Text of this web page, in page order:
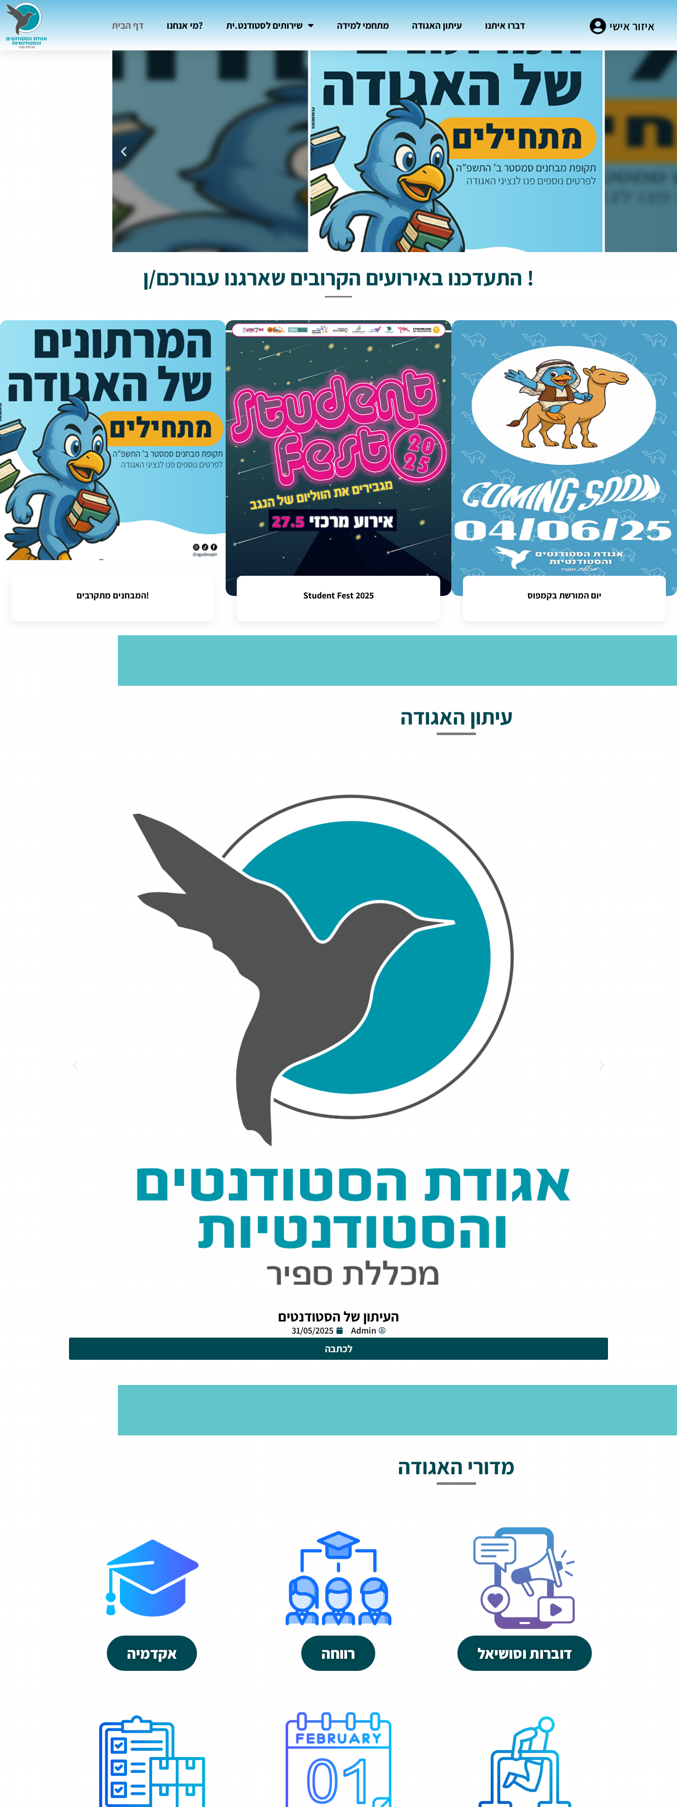
דף הבית מי אנחנו? שירותים לסטודנט.ית מתחמי למידה עיתון האגודה דברו איתנו איזור אישי
התעדכנו באירועים הקרובים שארגנו עבורכם/ן !
המבחנים מתקרבים! Student Fest 2025 יום המורשת בקמפוס
עיתון האגודה
העיתון של הסטודנטים
Admin
31/05/2025
לכתבה
מדורי האגודה
אקדמיה רווחה דוברות וסושיאל